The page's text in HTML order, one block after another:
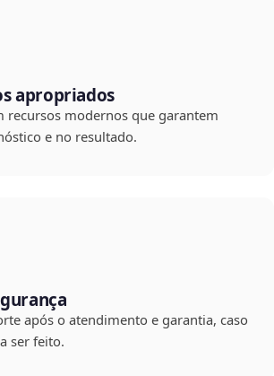
apropriados
recursos modernos que garantem
e no resultado.
após o atendimento e garantia, caso
ser feito.